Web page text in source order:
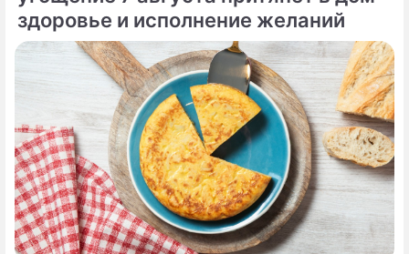
здоровье и исполнение желаний